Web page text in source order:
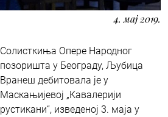
4. мај 2019.
Солисткиња Опере Народног
позоришта у Београду, Љубица
Вранеш дебитовала је у
Маскањијевој „Кавалерији
рустикани“, изведеној 3. маја у